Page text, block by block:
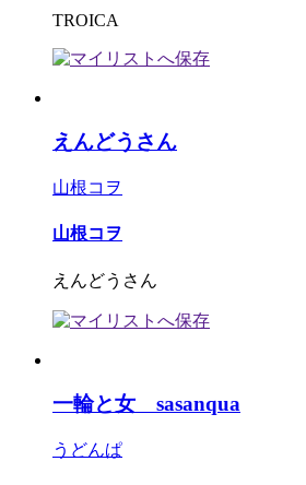
TROICA
えんどうさん
山根コヲ
山根コヲ
えんどうさん
一輪と女 sasanqua
うどんぱ